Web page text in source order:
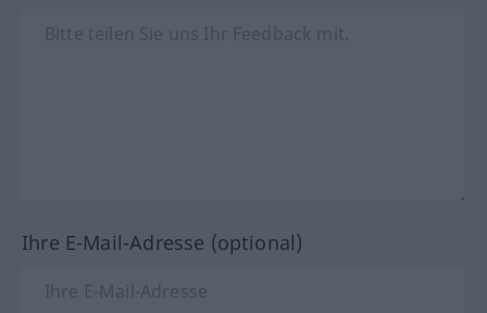
Ihre E-Mail-Adresse (optional)